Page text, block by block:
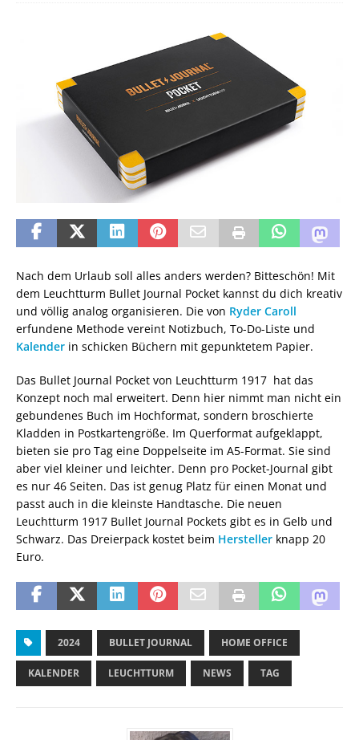
Nach dem Urlaub soll alles anders werden? Bitteschön! Mit
dem Leuchtturm Bullet Journal Pocket kannst du dich kreativ
und völlig analog organisieren. Die von Ryder Caroll
erfundene Methode vereint Notizbuch, To-Do-Liste und
Kalender in schicken Büchern mit gepunktetem Papier.
Das Bullet Journal Pocket von Leuchtturm 1917 hat das
Konzept noch mal erweitert. Denn hier nimmt man nicht ein
gebundenes Buch im Hochformat, sondern broschierte
Kladden in Postkartengröße. Im Querformat aufgeklappt,
bieten sie pro Tag eine Doppelseite im A5-Format. Sie sind
aber viel kleiner und leichter. Denn pro Pocket-Journal gibt
es nur 46 Seiten. Das ist genug Platz für einen Monat und
passt auch in die kleinste Handtasche. Die neuen
Leuchtturm 1917 Bullet Journal Pockets gibt es in Gelb und
Schwarz. Das Dreierpack kostet beim Hersteller knapp 20
Euro.
2024 BULLET JOURNAL HOME OFFICE
KALENDER LEUCHTTURM NEWS TAG